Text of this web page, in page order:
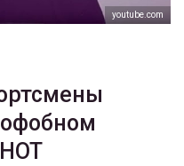
youtube.com